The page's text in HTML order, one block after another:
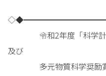
令和2年度「科学計測
及び
多元物質科学奨励賞